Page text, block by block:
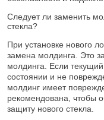
Следует ли заменить
стекла?
При установке нового
замена молдинга. Это
молдинга. Если
состоянии и не
молдинг имеет
рекомендована, чтобы
защиту нового стекла.